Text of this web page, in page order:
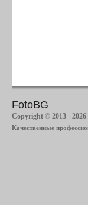
FotoBG
Copyright © 2013 - 2026
Качественные